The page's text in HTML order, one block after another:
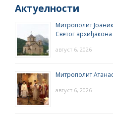
Актуелности
Митрополит
Светог
август 6, 2026
Митрополит
август 6, 2026